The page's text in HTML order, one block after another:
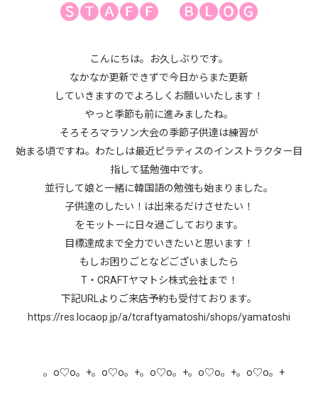
🅢🅣🅐🅕🅕 🅑🅛🅞🅖
こんにちは。お久しぶりです。
なかなか更新できずで今日からまた更新
していきますのでよろしくお願いいたします！
やっと季節も前に進みましたね。
そろそろマラソン大会の季節子供達は練習が
始まる頃ですね。わたしは最近ピラティスのインストラクター目
指して猛勉強中です。
並行して娘と一緒に韓国語の勉強も始まりました。
子供達のしたい！は出来るだけさせたい！
をモットーに日々過ごしております。
目標達成まで全力でいきたいと思います！
もしお困りごとなどございましたら
T・CRAFTヤマトシ株式会社まで！
下記URLよりご来店予約も受付ております。
https://res.locaop.jp/a/tcraftyamatoshi/shops/yamatoshi
。o♡o。+。o♡o。+。o♡o。+。o♡o。+。o♡o。+